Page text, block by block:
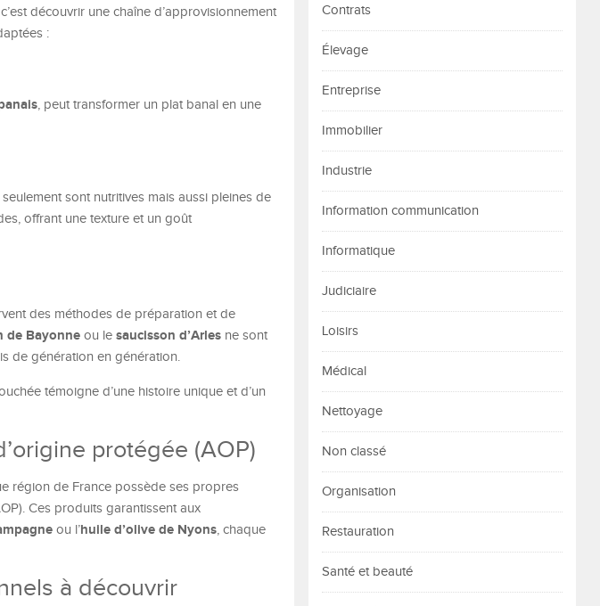
découvrir une chaîne d’approvisionnement
:
, peut transformer un plat banal en une
sont nutritives mais aussi pleines de
offrant une texture et un goût
des méthodes de préparation et de
de Bayonne ou le saucisson d’Arles ne sont
de génération en génération.
témoigne d’une histoire unique et d’un
protégée (AOP)
région de France possède ses propres
Ces produits garantissent aux
ou l’huile d’olive de Nyons, chaque
à découvrir
Contrats
Élevage
Entreprise
Immobilier
Industrie
Information communication
Informatique
Judiciaire
Loisirs
Médical
Nettoyage
Non classé
Organisation
Restauration
Santé et beauté